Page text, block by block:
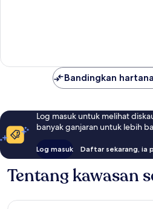
Bandingkan
Log masuk untuk melihat
banyak ganjaran untuk lebih
Log masuk Daftar sekarang, ia
Tentang kawasan